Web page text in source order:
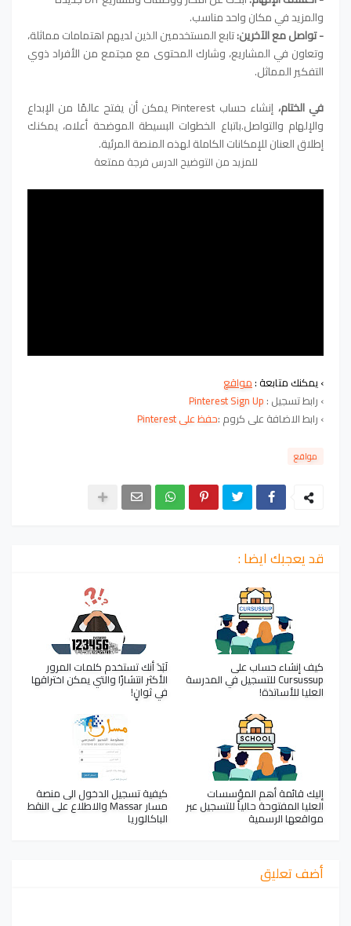
والمزيد في مكان واحد مناسب.
- تواصل مع الآخرين:تابع المستخدمين الذين لديهم اهتمامات مماثلة،
وتعاون في المشاريع، وشارك المحتوى مع مجتمع من الأفراد ذوي
التفكير المماثل.
في الختام،
إنشاء حساب Pinterest يمكن أن يفتح عالمًا من الإبداع
والإلهام والتواصل.باتباع الخطوات البسيطة الموضحة أعلاه، يمكنك
إطلاق العنان للإمكانات الكاملة لهذه المنصة المرئية.
للمزيد من التوضيح الدرس فرجة ممتعة
› يمكنك متابعة :مواقع
› رابط تسجيل : Pinterest Sign Up
› رابط الاضافة على كروم :حفظ على Pinterest
مواقع
قد يعجبك ايضا :
كيف إنشاء حساب على
Cursussup للتسجيل في المدرسة
العليا للأساتذة!
لَبَدَ أنك تستخدم كلمات المرور
الأكثر انتشارًا والتي يمكن اختراقها
في ثوانٍ!
إليك قائمة أهم المؤسسات
العليا المفتوحة حالياً للتسجيل عبر
مواقعها الرسمية
كيفية تسجيل الدخول الى منصة
مسار Massar والاطلاع على النقط
الباكالوريا
أضف تعليق